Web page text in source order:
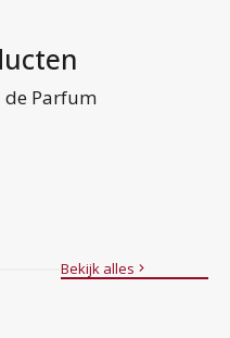
de Parfum
Bekijk alles